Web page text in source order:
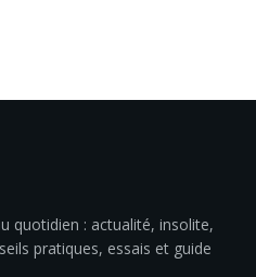
quotidien : actualité, insolite,
pratiques, essais et guide